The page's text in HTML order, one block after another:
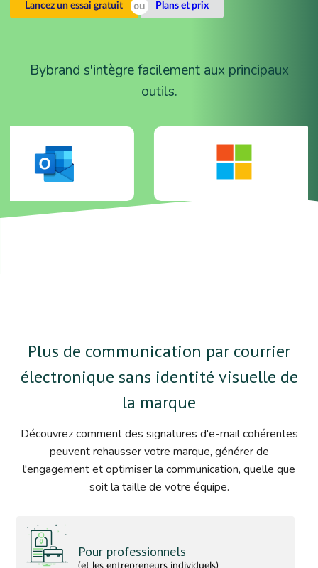
Lancez un essai gratuit Plans et prix
Bybrand s'intègre facilement aux principaux
outils.
Plus de communication par courrier
électronique sans identité visuelle de
la marque
Découvrez comment des signatures d'e-mail cohérentes
peuvent rehausser votre marque, générer de
l'engagement et optimiser la communication, quelle que
soit la taille de votre équipe.
Pour professionnels
(et les entrepreneurs individuels)